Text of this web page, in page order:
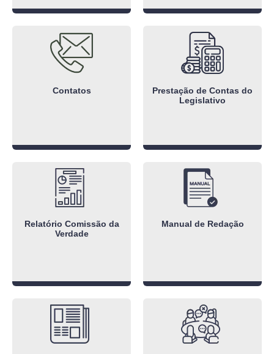
Contatos
Prestação de Contas do
Legislativo
Relatório Comissão da
Verdade
Manual de Redação